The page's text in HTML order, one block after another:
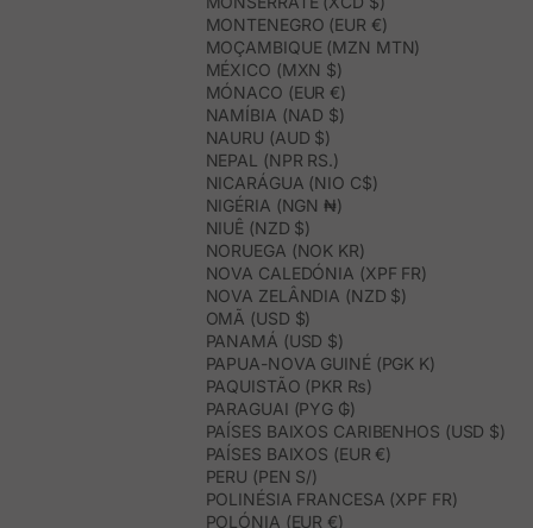
MONTENEGRO (EUR €)
MOÇAMBIQUE (MZN MTN)
MÉXICO (MXN $)
MÓNACO (EUR €)
NAMÍBIA (NAD $)
NAURU (AUD $)
NEPAL (NPR RS.)
NICARÁGUA (NIO C$)
NIGÉRIA (NGN ₦)
NIUÊ (NZD $)
NORUEGA (NOK KR)
NOVA CALEDÓNIA (XPF FR)
NOVA ZELÂNDIA (NZD $)
OMÃ (USD $)
PANAMÁ (USD $)
PAPUA-NOVA GUINÉ (PGK K)
PAQUISTÃO (PKR ₨)
PARAGUAI (PYG ₲)
PAÍSES BAIXOS CARIBENHOS (USD $)
PAÍSES BAIXOS (EUR €)
PERU (PEN S/)
POLINÉSIA FRANCESA (XPF FR)
POLÓNIA (EUR €)